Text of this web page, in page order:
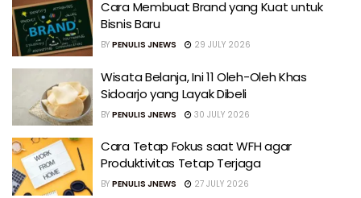
Cara Membuat Brand yang Kuat untuk
Bisnis Baru
BY PENULIS JNEWS 29 JULY 2026
Wisata Belanja, Ini 11 Oleh-Oleh Khas
Sidoarjo yang Layak Dibeli
BY PENULIS JNEWS 30 JULY 2026
Cara Tetap Fokus saat WFH agar
Produktivitas Tetap Terjaga
BY PENULIS JNEWS 27 JULY 2026